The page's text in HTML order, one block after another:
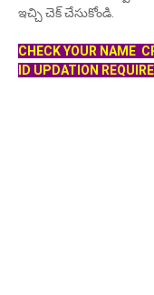
ఇచ్చి చెక్ చేసుకోండి.
CHECK YOUR NAME
ID UPDATION